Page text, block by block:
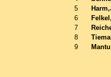
5
6
7
8
9